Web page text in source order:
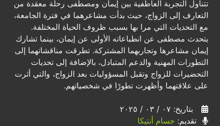
تتناول التجربة العاطفية بين إيمان ومصطفى رحلة معقدة من
التعارف إلى الزواج، حيث بدأت مشاعرهما في فترة الجامعة،
مع التحديات التي مرا بها بسبب ظروف الحياة المختلفة.
يتحدث مصطفى عن انطباعاته الأولى عن إيمان، بينما تشارك
إيمان مشاعرها وتجاربهما المشتركة. تطرقت مناقشاتهما إلى
التطورات المهنية والدعم المتبادل، بالإضافة إلى تحديات
التحضيرات للزواج وتقبل المسؤوليات بعد الزواج، والتي أثرت
على علاقتهما وأظهرت تطورًا في شخصياتهم.
بتاريخ: ٠٧ / ٠٣ / ٢٠٢٥
تقديم: حسام أنتيكا